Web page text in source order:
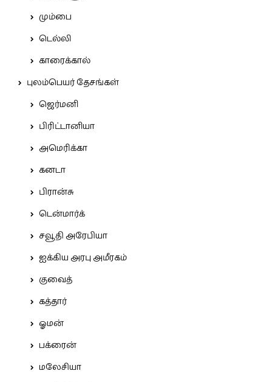
மும்பை
டெல்லி
காரைக்கால்
புலம்பெயர் தேசங்கள்
ஜெர்மனி
பிரிட்டானியா
அமெரிக்கா
கனடா
பிரான்சு
டென்மார்க்
சவூதி அரேபியா
ஐக்கிய அரபு அமீரகம்
குவைத்
கத்தார்
ஓமன்
பக்ரைன்
மலேசியா